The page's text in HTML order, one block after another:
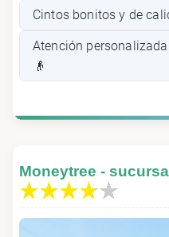
Cintos bonitos y de
Atención
👴
Moneytree -